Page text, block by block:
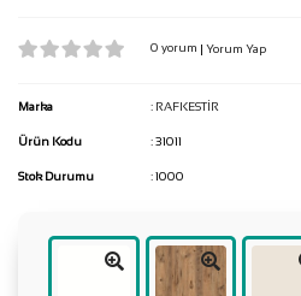
0 yorum | Yorum Yap
Marka : RAFKESTİR
Ürün Kodu : 31011
Stok Durumu : 1000